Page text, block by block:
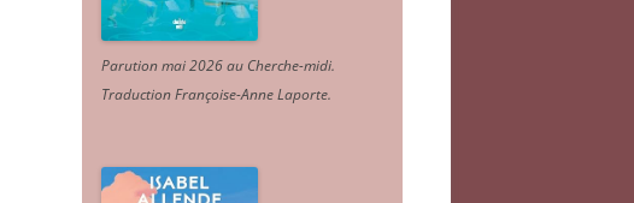
Parution mai 2026 au Cherche-midi.
Traduction Françoise-Anne Laporte.